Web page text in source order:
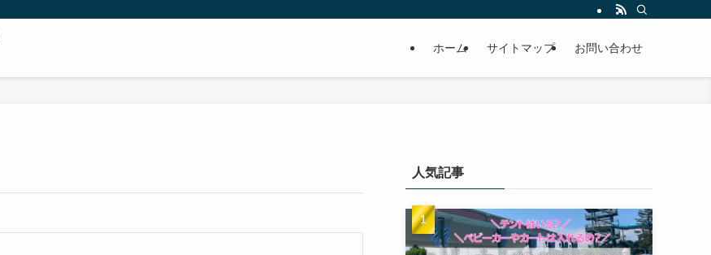
ホーム サイトマップ お問い合わせ
人気記事